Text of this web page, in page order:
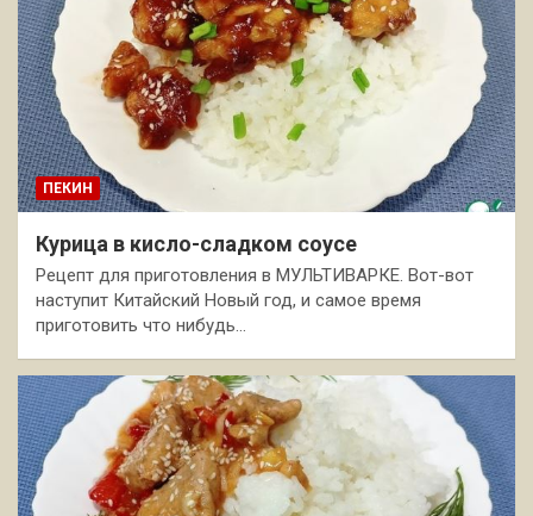
ПЕКИН
Курица в кисло-сладком соусе
Рецепт для приготовления в МУЛЬТИВАРКЕ. Вот-вот
наступит Китайский Новый год, и самое время
приготовить что нибудь…